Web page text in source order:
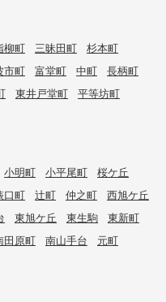
柳町 三昧田町
杉本町
市町 富堂町 中町
長柄町
東井戸堂町
平等坊町
小明町 小平尾町
桜ケ丘
口町 辻町 仲之町
西旭ケ丘
東旭ケ丘 東生駒
東新町
田原町 南山手台
元町